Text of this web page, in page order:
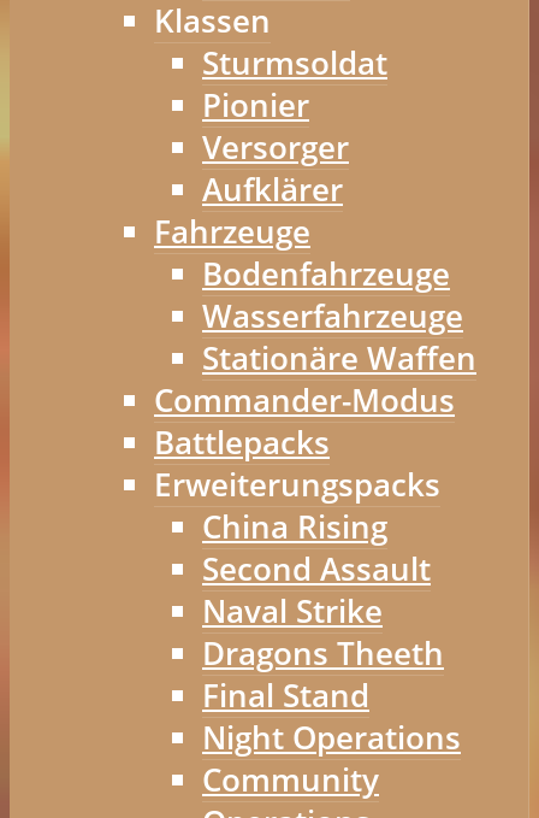
Klassen
Sturmsoldat
Pionier
Versorger
Aufklärer
Fahrzeuge
Bodenfahrzeuge
Wasserfahrzeuge
Stationäre Waffen
Commander-Modus
Battlepacks
Erweiterungspacks
China Rising
Second Assault
Naval Strike
Dragons Theeth
Final Stand
Night Operations
Community